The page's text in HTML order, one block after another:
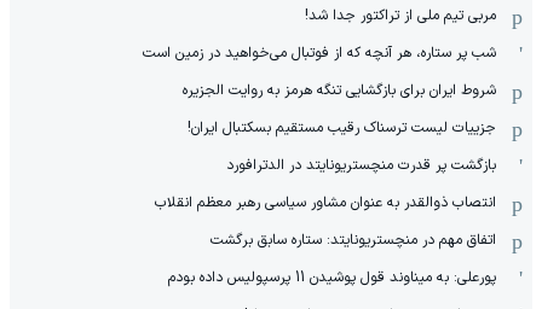
مربی تیم ملی از تراکتور جدا شد!
شب پر ستاره، هر آنچه که از فوتبال می‌خواهید در زمین است
شروط ایران برای بازگشایی تنگه هرمز به روایت الجزیره
جزییات لیست ترسناک رقیب مستقیم بسکتبال ایران!
بازگشت پر قدرت منچستریونایتد در الدترافورد
انتصاب ذوالقدر به عنوان مشاور سیاسی رهبر معظم انقلاب
اتفاق مهم در منچستریونایتد: ستاره سابق برگشت
پورعلی: به میناوند قول پوشیدن 11 پرسپولیس داده بودم